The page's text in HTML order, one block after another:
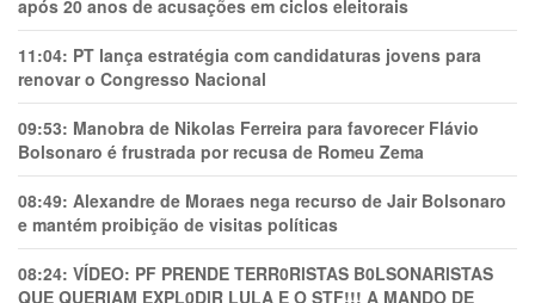
após 20 anos de acusações em ciclos eleitorais
11:04: PT lança estratégia com candidaturas jovens para
renovar o Congresso Nacional
09:53: Manobra de Nikolas Ferreira para favorecer Flávio
Bolsonaro é frustrada por recusa de Romeu Zema
08:49: Alexandre de Moraes nega recurso de Jair Bolsonaro
e mantém proibição de visitas políticas
08:24: VÍDEO: PF PRENDE TERR0RlSTAS B0LSONARlSTAS
QUE QUERIAM EXPL0DlR LULA E O STF!!! A MANDO DE